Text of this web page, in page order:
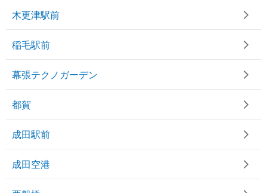
木更津駅前
稲毛駅前
幕張テクノガーデン
都賀
成田駅前
成田空港